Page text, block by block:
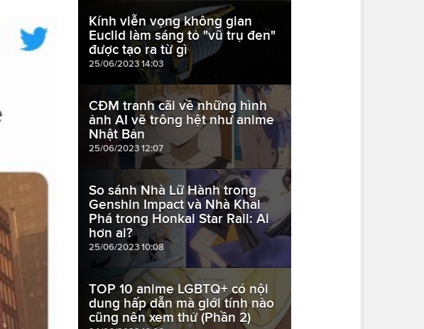
Kính viễn vọng không gian
Euclid làm sáng tỏ "vũ trụ đen"
được tạo ra từ gì
25/06/2023 14:03
CĐM tranh cãi về những hình
ảnh AI vẽ trông hệt như anime
Nhật Bản
25/06/2023 12:07
So sánh Nhà Lữ Hành trong
Genshin Impact và Nhà Khai
Phá trong Honkai Star Rail: Ai
hơn ai?
25/06/2023 10:08
TOP 10 anime LGBTQ+ có nội
dung hấp dẫn mà giới tính nào
cũng nên xem thử (Phần 2)